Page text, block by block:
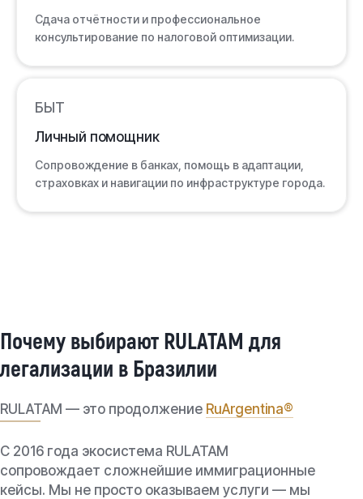
Сдача отчётности и профессиональное
консультирование по налоговой оптимизации.
БЫТ
Личный помощник
Сопровождение в банках, помощь в адаптации,
страховках и навигации по инфраструктуре города.
Почему выбирают RULATAM для
легализации в Бразилии
RULATAM — это продолжение RuArgentina®
С 2016 года экосистема RULATAM
сопровождает сложнейшие иммиграционные
кейсы. Мы не просто оказываем услуги — мы